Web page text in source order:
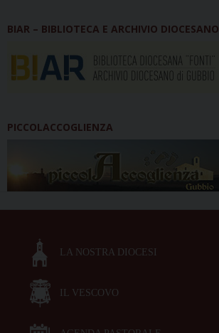
BIAR – BIBLIOTECA E ARCHIVIO DIOCESANO
PICCOLACCOGLIENZA
LA NOSTRA DIOCESI
IL VESCOVO